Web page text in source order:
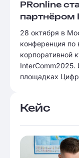
PRonline
партнёром
28 октября в
конференция
корпоративной
InterComm2025.
площадках
Кейс